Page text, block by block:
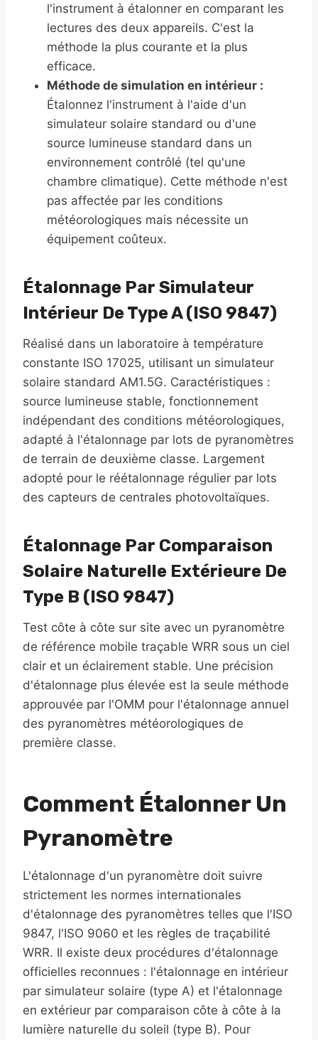
l'instrument à étalonner en comparant les
lectures des deux appareils. C'est la
méthode la plus courante et la plus
efficace.
Méthode de simulation en intérieur :
Étalonnez l'instrument à l'aide d'un
simulateur solaire standard ou d'une
source lumineuse standard dans un
environnement contrôlé (tel qu'une
chambre climatique). Cette méthode n'est
pas affectée par les conditions
météorologiques mais nécessite un
équipement coûteux.
Étalonnage Par Simulateur
Intérieur De Type A (ISO 9847)
Réalisé dans un laboratoire à température
constante ISO 17025, utilisant un simulateur
solaire standard AM1.5G. Caractéristiques :
source lumineuse stable, fonctionnement
indépendant des conditions météorologiques,
adapté à l'étalonnage par lots de pyranomètres
de terrain de deuxième classe. Largement
adopté pour le réétalonnage régulier par lots
des capteurs de centrales photovoltaïques.
Étalonnage Par Comparaison
Solaire Naturelle Extérieure De
Type B (ISO 9847)
Test côte à côte sur site avec un pyranomètre
de référence mobile traçable WRR sous un ciel
clair et un éclairement stable. Une précision
d'étalonnage plus élevée est la seule méthode
approuvée par l'OMM pour l'étalonnage annuel
des pyranomètres météorologiques de
première classe.
Comment Étalonner Un
Pyranomètre
L'étalonnage d'un pyranomètre doit suivre
strictement les normes internationales
d'étalonnage des pyranomètres telles que l'ISO
9847, l'ISO 9060 et les règles de traçabilité
WRR. Il existe deux procédures d'étalonnage
officielles reconnues : l'étalonnage en intérieur
par simulateur solaire (type A) et l'étalonnage
en extérieur par comparaison côte à côte à la
lumière naturelle du soleil (type B). Pour